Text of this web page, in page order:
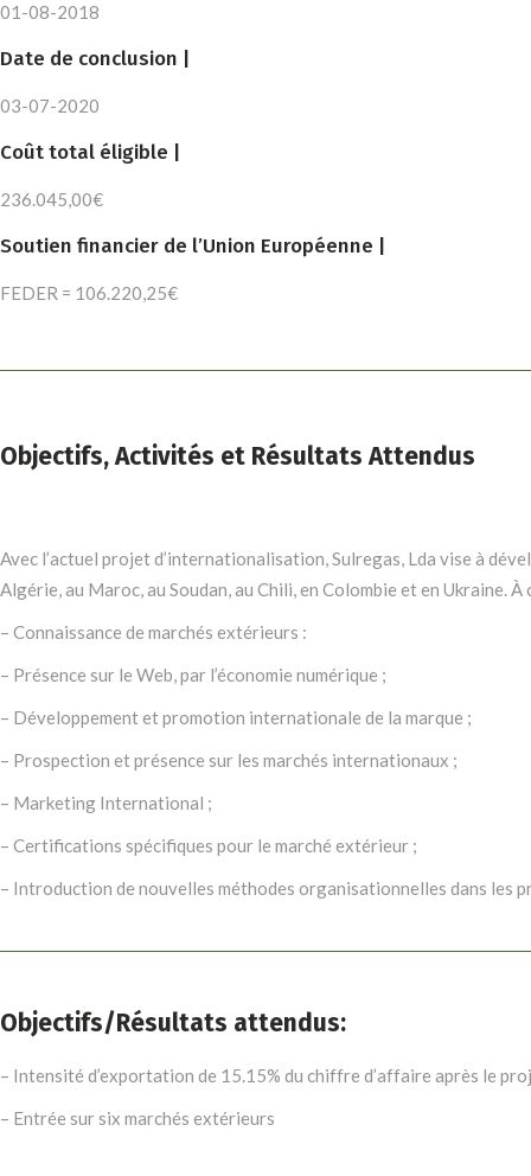
01-08-2018
Date de conclusion |
03-07-2020
Coût total éligible |
236.045,00€
Soutien financier de l’Union Européenne |
FEDER = 106.220,25€
Objectifs, Activités et Résultats Attendus
Avec l’actuel projet d’internationalisation, Sulregas, Lda vise à
Algérie, au Maroc, au Soudan, au Chili, en Colombie et en Ukraine.
– Connaissance de marchés extérieurs :
– Présence sur le Web, par l’économie numérique ;
– Développement et promotion internationale de la marque ;
– Prospection et présence sur les marchés internationaux ;
– Marketing International ;
– Certifications spécifiques pour le marché extérieur ;
– Introduction de nouvelles méthodes organisationnelles dans les
Objectifs/Résultats attendus:
– Intensité d’exportation de 15.15% du chiffre d’affaire après le
– Entrée sur six marchés extérieurs